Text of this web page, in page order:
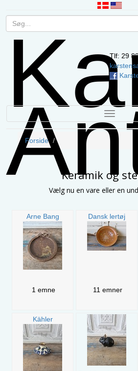
Tlf: 29
TOGGLE
Forside
Keramik og
Vælg nu en vare eller en
Arne Bang
1 emne
Dansk lertøj
11 emner
Kähler